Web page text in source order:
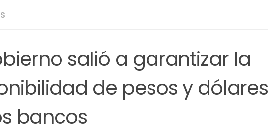
salió a garantizar la
de pesos y dólares
bancos